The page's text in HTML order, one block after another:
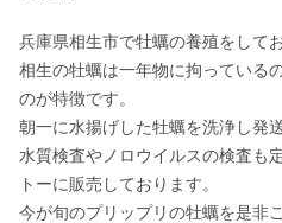
兵庫県相生市で牡蠣の養殖をして
相生の牡蠣は一年物に拘っている
のが特徴です。
朝一に水揚げした牡蠣を洗浄し発
水質検査やノロウイルスの検査も
トーに販売しております。
今が旬のプリップリの牡蠣を是非